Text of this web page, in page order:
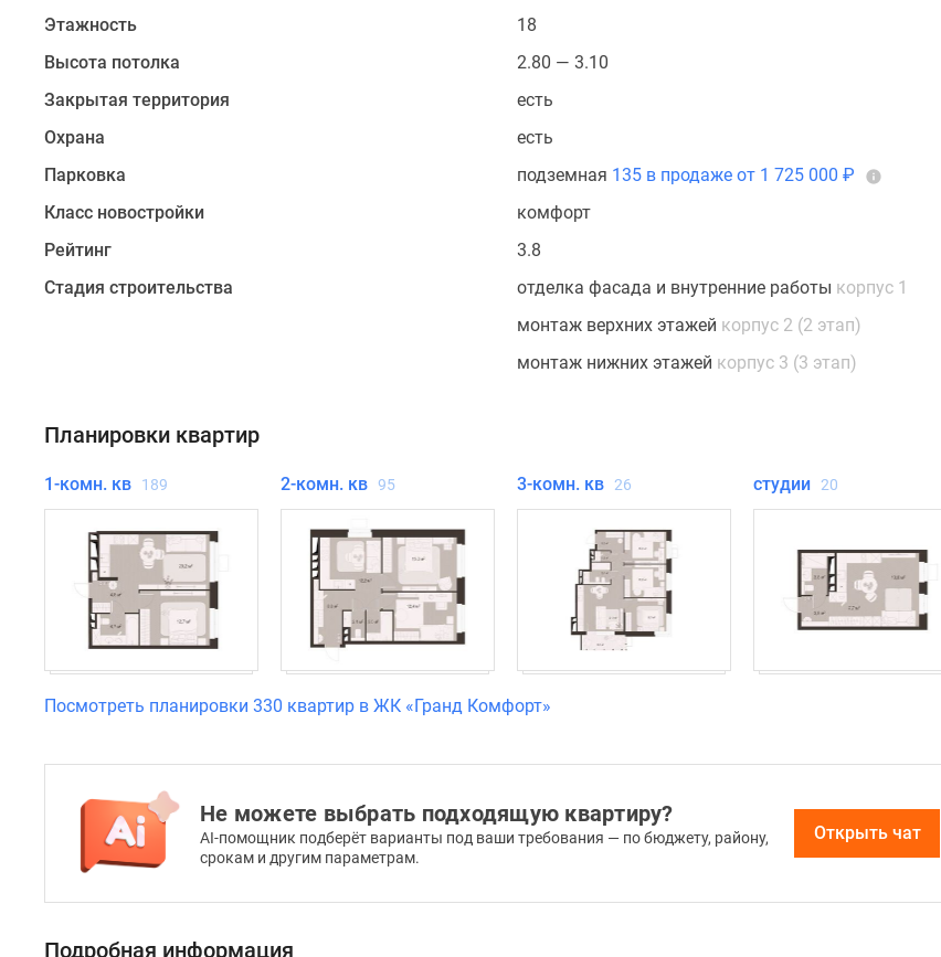
трехкомнатные
квартиры
без
отделки,
вниманию
покупателя
интересные
варианты
решений:
квартиры
большой
кухней,
лоджией
балконом,
мастер-
спальней.
умной
системой
безопасности:
во
Этажность
18
Высота потолка
2.80 — 3.10
Закрытая территория
есть
Охрана
есть
Парковка
подземная 135 в продаже от 1 725 000 ₽
Класс новостройки
комфорт
Рейтинг
3.8
Стадия строительства
отделка фасада и внутренние работы корпус 1
монтаж верхних этажей корпус 2 (2 этап)
монтаж нижних этажей корпус 3 (3 этап)
Планировки квартир
1-комн. кв 189 2-комн. кв 95 3-комн. кв 26 студии 20
Посмотреть планировки 330 квартир в ЖК «Гранд Комфорт»
Не можете выбрать подходящую квартиру?
AI-помощник подберёт варианты под ваши требования — по бюджету, району,
срокам и другим параметрам.
Открыть чат
Подробная информация